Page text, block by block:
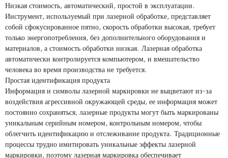
Низкая стоимость, автоматический, простой в эксплуатации.
Инструмент, используемый при лазерной обработке, представляет
собой сфокусированное пятно, скорость обработки высокая, требует
только энергопотребления, без дополнительного оборудования и
материалов, а стоимость обработки низкая. Лазерная обработка
автоматически контролируется компьютером, и вмешательство
человека во время производства не требуется.
Простая идентификация продукта
Информация и символы лазерной маркировки не выцветают из-за
воздействия агрессивной окружающей среды, ее информация может
постоянно сохраняться, лазерные продукты могут быть маркированы
уникальным серийным номером, контрольным номером, чтобы
облегчить идентификацию и отслеживание продукта. Традиционные
процессы трудно имитировать уникальные эффекты лазерной
маркировки, поэтому лазерная маркировка обеспечивает